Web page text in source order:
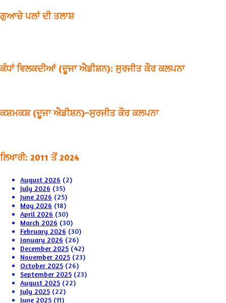
ਗੁਆਚੇ ਪਲਾਂ ਦੀ ਤਲਾਸ਼
ਕੰਧਾਂ ਵਿਲਕਦੀਆਂ (ਦੂਜਾ ਐਡੀਸ਼ਨ): ਸੁਰਜੀਤ ਕੌਰ ਕਲਪਨਾ
ਕਸ਼ਮਕਸ਼ (ਦੂਜਾ ਐਡੀਸ਼ਨ)–ਸੁਰਜੀਤ ਕੌਰ ਕਲਪਨਾ
ਲਿਖਾਰੀ: 2011 ਤੋਂ 2024
August 2026 (2)
July 2026 (35)
June 2026 (25)
May 2026 (18)
April 2026 (30)
March 2026 (30)
February 2026 (30)
January 2026 (26)
December 2025 (42)
November 2025 (23)
October 2025 (26)
September 2025 (23)
August 2025 (22)
July 2025 (22)
June 2025 (11)